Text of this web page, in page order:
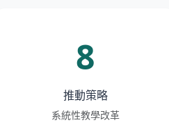
8
推動策略
系統性教學改革